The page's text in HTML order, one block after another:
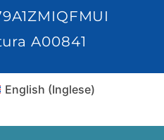
A00841
English (Inglese)